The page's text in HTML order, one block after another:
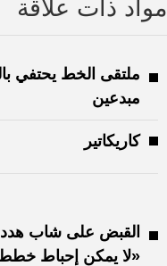
مواد ذات علاقة
مبدعين
كاريكاتير
القبض على شاب هدد
«لا يمكن إحباط